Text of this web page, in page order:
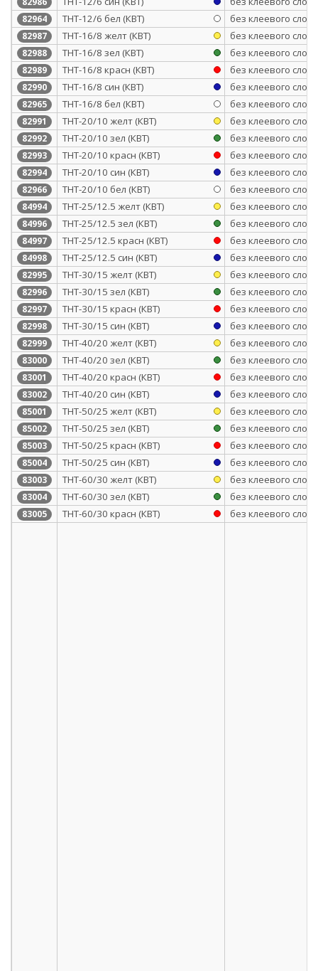
82964 ТНТ-12/6 бел (КВТ) без клеевого слоя
82987 ТНТ-16/8 желт (КВТ) без клеевого слоя
82988 ТНТ-16/8 зел (КВТ) без клеевого слоя
82989 ТНТ-16/8 красн (КВТ) без клеевого слоя
82990 ТНТ-16/8 син (КВТ) без клеевого слоя
82965 ТНТ-16/8 бел (КВТ) без клеевого слоя
82991 ТНТ-20/10 желт (КВТ) без клеевого слоя
82992 ТНТ-20/10 зел (КВТ) без клеевого слоя
82993 ТНТ-20/10 красн (КВТ) без клеевого слоя
82994 ТНТ-20/10 син (КВТ) без клеевого слоя
82966 ТНТ-20/10 бел (КВТ) без клеевого слоя
84994 ТНТ-25/12.5 желт (КВТ) без клеевого слоя
84996 ТНТ-25/12.5 зел (КВТ) без клеевого слоя
84997 ТНТ-25/12.5 красн (КВТ) без клеевого слоя
84998 ТНТ-25/12.5 син (КВТ) без клеевого слоя
82995 ТНТ-30/15 желт (КВТ) без клеевого слоя
82996 ТНТ-30/15 зел (КВТ) без клеевого слоя
82997 ТНТ-30/15 красн (КВТ) без клеевого слоя
82998 ТНТ-30/15 син (КВТ) без клеевого слоя
82999 ТНТ-40/20 желт (КВТ) без клеевого слоя
83000 ТНТ-40/20 зел (КВТ) без клеевого слоя
83001 ТНТ-40/20 красн (КВТ) без клеевого слоя
83002 ТНТ-40/20 син (КВТ) без клеевого слоя
85001 ТНТ-50/25 желт (КВТ) без клеевого слоя
85002 ТНТ-50/25 зел (КВТ) без клеевого слоя
85003 ТНТ-50/25 красн (КВТ) без клеевого слоя
85004 ТНТ-50/25 син (КВТ) без клеевого слоя
83003 ТНТ-60/30 желт (КВТ) без клеевого слоя
83004 ТНТ-60/30 зел (КВТ) без клеевого слоя
83005 ТНТ-60/30 красн (КВТ) без клеевого слоя